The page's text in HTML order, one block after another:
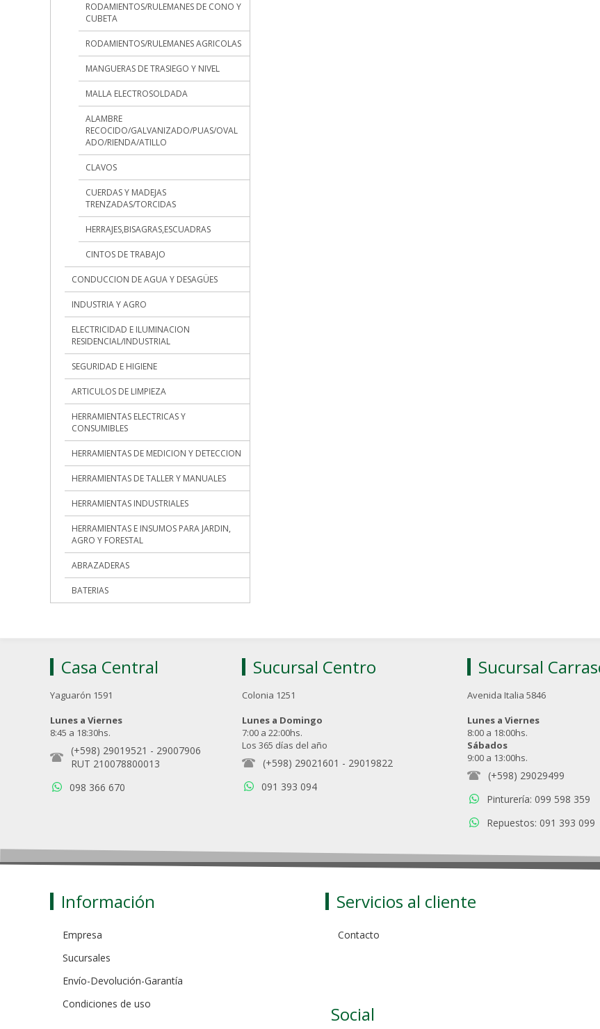
RODAMIENTOS/RULEMANES DE CONO Y
CUBETA
RODAMIENTOS/RULEMANES AGRICOLAS
MANGUERAS DE TRASIEGO Y NIVEL
MALLA ELECTROSOLDADA
ALAMBRE
RECOCIDO/GALVANIZADO/PUAS/OVAL
ADO/RIENDA/ATILLO
CLAVOS
CUERDAS Y MADEJAS
TRENZADAS/TORCIDAS
HERRAJES,BISAGRAS,ESCUADRAS
CINTOS DE TRABAJO
CONDUCCION DE AGUA Y DESAGÜES
INDUSTRIA Y AGRO
ELECTRICIDAD E ILUMINACION
RESIDENCIAL/INDUSTRIAL
SEGURIDAD E HIGIENE
ARTICULOS DE LIMPIEZA
HERRAMIENTAS ELECTRICAS Y
CONSUMIBLES
HERRAMIENTAS DE MEDICION Y DETECCION
HERRAMIENTAS DE TALLER Y MANUALES
HERRAMIENTAS INDUSTRIALES
HERRAMIENTAS E INSUMOS PARA JARDIN,
AGRO Y FORESTAL
ABRAZADERAS
BATERIAS
Casa Central
Yaguarón 1591
Lunes a Viernes
8:45 a 18:30hs.
(+598) 29019521 - 29007906
RUT 210078800013
098 366 670
Sucursal Centro
Colonia 1251
Lunes a Domingo
7:00 a 22:00hs.
Los 365 días del año
(+598) 29021601 - 29019822
091 393 094
Sucursal
Avenida Italia 5846
Lunes a Viernes
8:00 a 18:00hs.
Sábados
9:00 a 13:00hs.
(+598) 29029499
Pinturería: 099 598 359
Repuestos: 091 393 099
Información
Empresa
Sucursales
Envío-Devolución-Garantía
Condiciones de uso
Servicios al cliente
Contacto
Social